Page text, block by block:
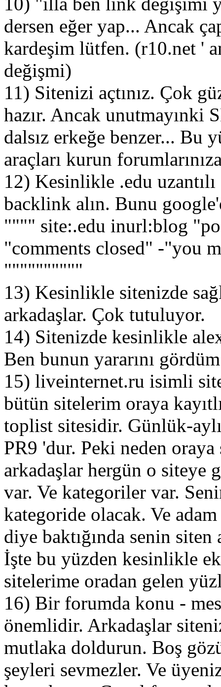
dersen eğer yap... Ancak
kardeşim lütfen. (r10.net '
değişmi)
11) Sitenizi açtınız. Çok
hazır. Ancak unutmayınki
dalsız erkeğe benzer... Bu
araçları kurun
12) Kesinlikle .edu
backlink alın. Bunu
"""" site:.edu inurl:blog
"comments closed" -"you
""""""""""
13) Kesinlikle sitenizde
arkadaşlar. Çok tutuluyor.
14) Sitenizde kesinlikle
Ben bunun yararını
15) liveinternet.ru isimli
bütün sitelerim oraya
toplist sitesidir. Günlük-
PR9 'dur. Peki neden
arkadaşlar hergün o siteye
var. Ve kategoriler var.
kategoride olacak. Ve
diye baktığında senin siten
İşte bu yüzden kesinlikle
sitelerime oradan gelen
16) Bir forumda konu -
önemlidir. Arkadaşlar
mutlaka doldurun. Boş
şeyleri sevmezler. Ve